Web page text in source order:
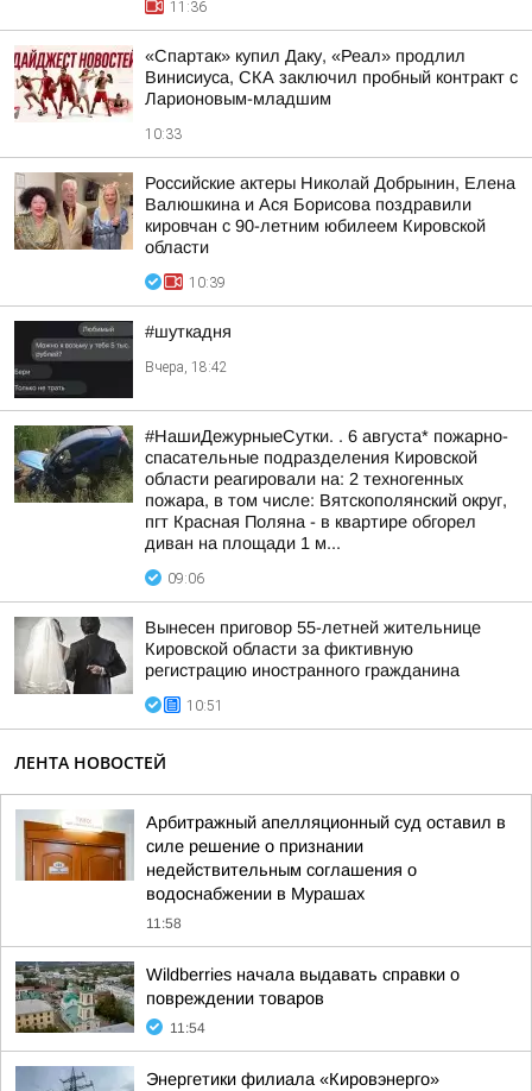
11:36
«Спартак» купил Даку, «Реал» продлил
Винисиуса, СКА заключил пробный контракт с
Ларионовым-младшим
10:33
Российские актеры Николай Добрынин, Елена
Валюшкина и Ася Борисова поздравили
кировчан с 90-летним юбилеем Кировской
области
10:39
#шуткадня
Вчера, 18:42
#НашиДежурныеСутки. . 6 августа* пожарно-
спасательные подразделения Кировской
области реагировали на: 2 техногенных
пожара, в том числе: Вятскополянский округ,
пгт Красная Поляна - в квартире обгорел
диван на площади 1 м...
09:06
Вынесен приговор 55-летней жительнице
Кировской области за фиктивную
регистрацию иностранного гражданина
10:51
ЛЕНТА НОВОСТЕЙ
Арбитражный апелляционный суд оставил в
силе решение о признании
недействительным соглашения о
водоснабжении в Мурашах
11:58
Wildberries начала выдавать справки о
повреждении товаров
11:54
Энергетики филиала «Кировэнерго»